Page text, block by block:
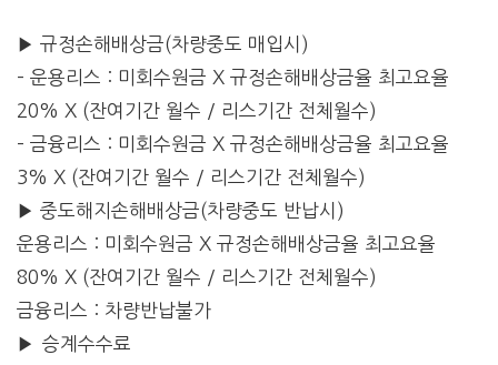
▶ 규정손해배상금(차량중도 매입시)
– 운용리스 : 미회수원금 X 규정손해배상금율 최고요율
20% X (잔여기간 월수 / 리스기간 전체월수)
– 금융리스 : 미회수원금 X 규정손해배상금율 최고요율
3% X (잔여기간 월수 / 리스기간 전체월수)
▶ 중도해지손해배상금(차량중도 반납시)
운용리스 : 미회수원금 X 규정손해배상금율 최고요율
80% X (잔여기간 월수 / 리스기간 전체월수)
금융리스 : 차량반납불가
▶ 승계수수료